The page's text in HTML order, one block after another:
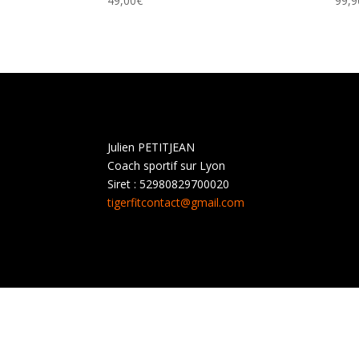
Julien PETITJEAN
Coach sportif sur Lyon
Siret : 52980829700020
tigerfitcontact@gmail.com